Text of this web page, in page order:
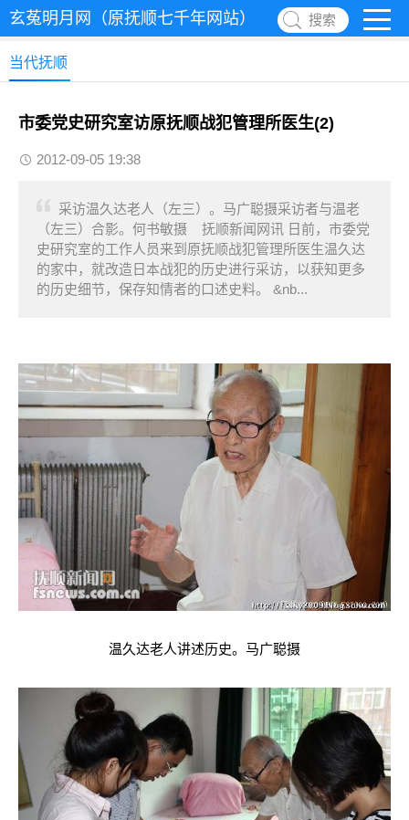
玄菟明月网（原抚顺七千年网站） 搜索
当代抚顺
市委党史研究室访原抚顺战犯管理所医生(2)
2012-09-05 19:38
采访温久达老人（左三）。马广聪摄采访者与温老
（左三）合影。何书敏摄 抚顺新闻网讯 日前，市委党
史研究室的工作人员来到原抚顺战犯管理所医生温久达
的家中，就改造日本战犯的历史进行采访，以获知更多
的历史细节，保存知情者的口述史料。 &nb...
温久达老人讲述历史。马广聪摄